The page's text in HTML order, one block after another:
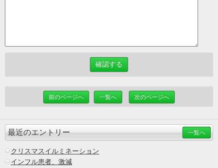
前のページへ 一覧へ 次のページへ
最近のエントリー 一覧へ
クリスマスイルミネーション
インフル患者、激減